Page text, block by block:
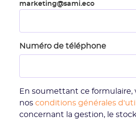
marketing@sami.eco
Numéro de téléphone
En soumettant ce formulaire,
nos conditions générales
concernant la gestion, le